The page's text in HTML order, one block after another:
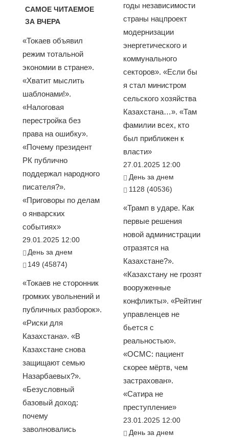
САМОЕ ЧИТАЕМОЕ
ЗА ВЧЕРА
«Токаев объявил
режим тотальной
экономии в стране».
«Хватит мыслить
шаблонами!».
«Налоговая
перестройка без
права на ошибку».
«Почему президент
РК публично
поддержал народного
писателя?».
«Приговоры по делам
о январских
событиях»
29.01.2025 12:00
День за днем
149 (45874)
«Токаев не сторонник
громких увольнений и
публичных разборок».
«Риски для
Казахстана». «В
Казахстане снова
защищают семью
Назарбаевых?».
«Безусловный
базовый доход:
почему
заволновались
годы независимости
страны нацпроект
модернизации
энергетического и
коммунального
секторов». «Если бы
я стал министром
сельского хозяйства
Казахстана…». «Там
фамилии всех, кто
был приближен к
власти»
27.01.2025 12:00
День за днем
1128 (40536)
«Трамп в ударе. Как
первые решения
новой администрации
отразятся на
Казахстане?».
«Казахстану не грозят
вооруженные
конфликты». «Рейтинг
управленцев не
бьется с
реальностью».
«ОСМС: пациент
скорее мёртв, чем
застрахован».
«Сатира не
преступление»
23.01.2025 12:00
День за днем